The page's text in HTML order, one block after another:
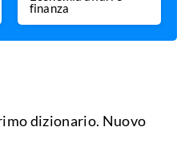
finanza
dizionario. Nuovo